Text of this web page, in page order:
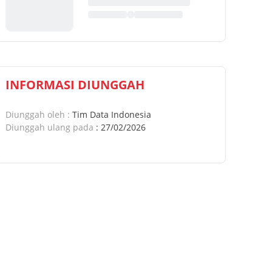
INFORMASI DIUNGGAH
Diunggah oleh : Tim Data Indonesia
Diunggah ulang pada : 27/02/2026